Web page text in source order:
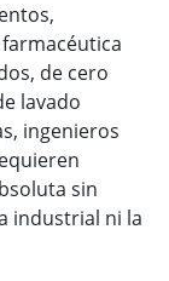
de cero
lavado
ingenieros
sin
industrial ni la